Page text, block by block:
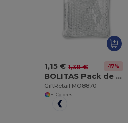
1,15 € 1,38 € -17%
BOLITAS Pack de bolsas terapéuticas
GiftRetail MO8870
+1 Colores